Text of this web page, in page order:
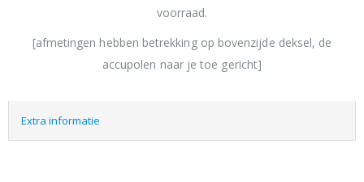
voorraad.
[afmetingen hebben betrekking op bovenzijde deksel, de
accupolen naar je toe gericht]
Extra informatie